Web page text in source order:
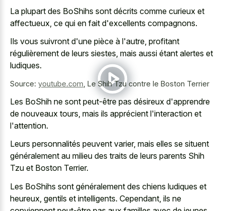
La plupart des BoShihs sont décrits comme curieux et
affectueux, ce qui en fait d'excellents compagnons.
Ils vous suivront d'une pièce à l'autre, profitant
régulièrement de leurs siestes, mais aussi étant alertes et
ludiques.
Source: youtube.com Le Shih Tzu contre le Boston Terrier
Les BoShih ne sont peut-être pas désireux d'apprendre
de nouveaux tours, mais ils apprécient l'interaction et
l'attention.
Leurs personnalités peuvent varier, mais elles se situent
généralement au milieu des traits de leurs parents Shih
Tzu et Boston Terrier.
Les BoShihs sont généralement des chiens ludiques et
heureux, gentils et intelligents. Cependant, ils ne